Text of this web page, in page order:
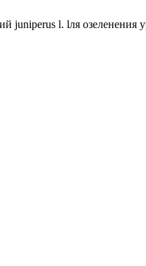
l. lля озеленения